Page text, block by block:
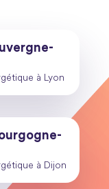
à Lyon
à Dijon